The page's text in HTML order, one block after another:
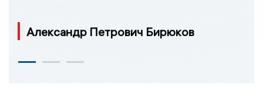
Александр Петрович Бирюков